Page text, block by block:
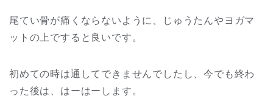
尾てい骨が痛くならないように、じゅうたんやヨガマ
ットの上ですると良いです。
初めての時は通してできませんでしたし、今でも終わ
った後は、はーはーします。